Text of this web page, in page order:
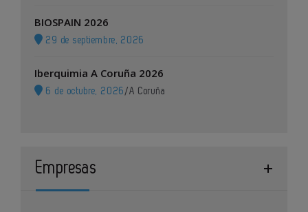
BIOSPAIN 2026
29 de septiembre, 2026
Iberquimia A Coruña 2026
6 de octubre, 2026 /A Coruña
Empresas